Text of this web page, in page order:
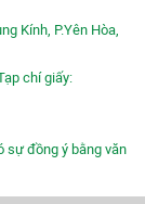
Kính, P.Yên Hòa,
chí giấy:
sự đồng ý bằng văn